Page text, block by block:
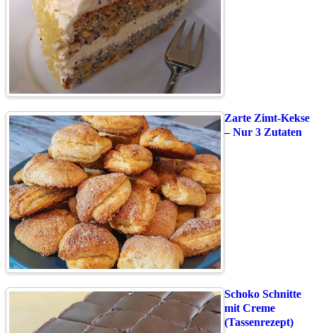
Zarte Zimt-Kekse
– Nur 3 Zutaten
Schoko Schnitte
mit Creme
(Tassenrezept)